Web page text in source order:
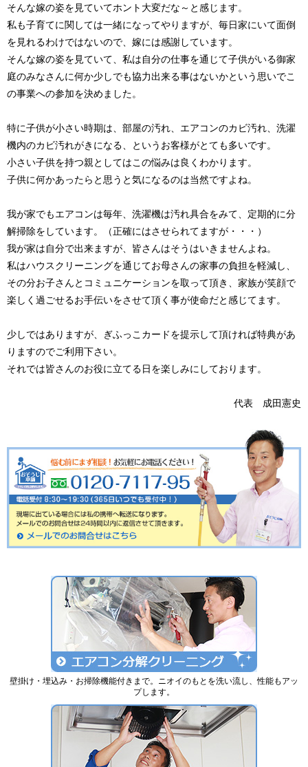
そんな嫁の姿を見ていてホント大変だな～と感じます。
私も子育てに関しては一緒になってやりますが、毎日家にいて面倒
を見れるわけではないので、嫁には感謝しています。
そんな嫁の姿を見ていて、私は自分の仕事を通じて子供がいる御家
庭のみなさんに何か少しでも協力出来る事はないかという思いでこ
の事業への参加を決めました。
特に子供が小さい時期は、部屋の汚れ、エアコンのカビ汚れ、洗濯
機内のカビ汚れがきになる、というお客様がとても多いです。
小さい子供を持つ親としてはこの悩みは良くわかります。
子供に何かあったらと思うと気になるのは当然ですよね。
我が家でもエアコンは毎年、洗濯機は汚れ具合をみて、定期的に分
解掃除をしています。（正確にはさせられてますが・・・）
我が家は自分で出来ますが、皆さんはそうはいきませんよね。
私はハウスクリーニングを通じてお母さんの家事の負担を軽減し、
その分お子さんとコミュニケーションを取って頂き、家族が笑顔で
楽しく過ごせるお手伝いをさせて頂く事が使命だと感じてます。
少しではありますが、ぎふっこカードを提示して頂ければ特典があ
りますのでご利用下さい。
それでは皆さんのお役に立てる日を楽しみにしております。
代表 成田憲史
壁掛け・埋込み・お掃除機能付きまで。ニオイのもとを洗い流し、性能もアッ
プします。